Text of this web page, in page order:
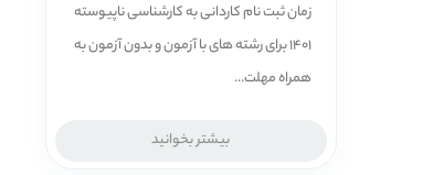
زمان ثبت نام کاردانی به کارشناسی ناپیوسته
1401 برای رشته های با آزمون و بدون آزمون به
همراه مهلت...
بیشتر بخوانید